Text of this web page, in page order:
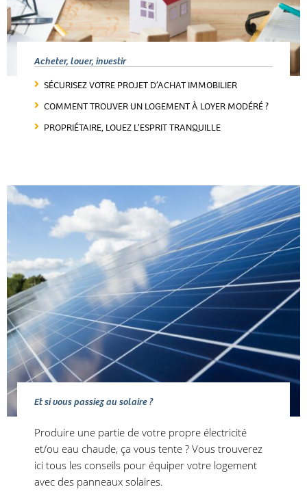
Acheter, louer, investir
SÉCURISEZ VOTRE PROJET D’ACHAT IMMOBILIER
COMMENT TROUVER UN LOGEMENT À LOYER MODÉRÉ ?
PROPRIÉTAIRE, LOUEZ L’ESPRIT TRANQUILLE
Et si vous passiez au solaire ?
Produire une partie de votre propre électricité
et/ou eau chaude, ça vous tente ? Vous trouverez
ici tous les conseils pour équiper votre logement
avec des panneaux solaires.